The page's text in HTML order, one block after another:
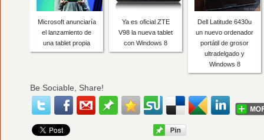
Microsoft anunciaría
el lanzamiento de
una tablet propia
Ya es oficial ZTE
V98 la nueva tablet
con Windows 8
Dell Latitude 6430u
un nuevo ordenador
portátil de grosor
ultradelgado y
Windows 8
Be Sociable, Share!